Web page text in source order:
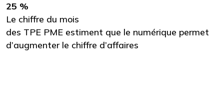
25 %
Le chiffre du mois
des TPE PME estiment que le numérique permet
d’augmenter le chiffre d’affaires